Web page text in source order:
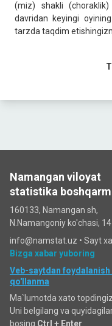
(miz) shakli
davridan keyingi
tarzda taqdim
Namangan viloyat
statistika
160133, Namangan sh,
N.Namangoniy ko'chasi,
info@namstat.uz • Sayt
Bizga xabar yuboring
Veb-saytdan foydalanish
qo'llanma
Ma`lumotda xato
Uni belgilang va
bosing Ctrl + Enter